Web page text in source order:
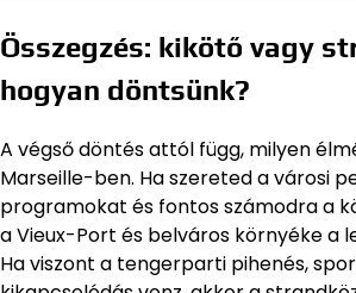
Összegzés: kikötő vagy
hogyan döntsünk?
A végső döntés attól függ, milyen
Marseille-ben. Ha szereted a városi
programokat és fontos számodra a
a Vieux-Port és belváros környéke a
Ha viszont a tengerparti pihenés,